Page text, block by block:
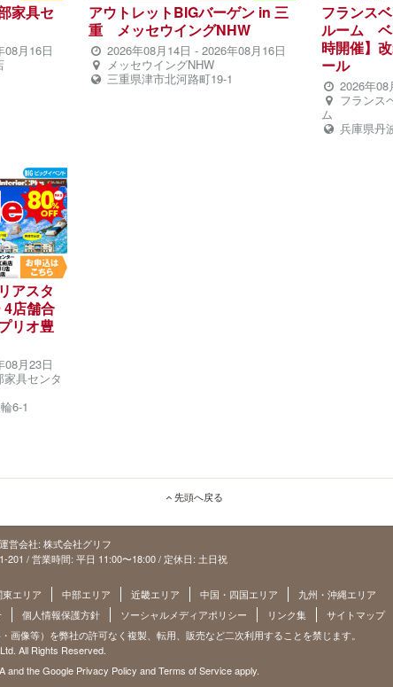
家具セ
08月16日
アウトレットBIGバーゲン in 三
重 メッセウイングNHW
2026年08月14日 - 2026年08月16日
メッセウイングNHW
三重県津市北河路町19-1
フランス
ルーム ベ
時開催】
ール
2026年08
フランス
ム
兵庫県丹
アスタ
4店舗合
リオ豊
08月23日
具センタ
6-1
先頭へ戻る
営会社: 株式会社グリフ
201 / 営業時間: 平日 11:00〜18:00 / 定休日: 土日祝
東エリア 中部エリア 近畿エリア 中国・四国エリア
九州・沖縄エリア
個人情報保護方針 ソーシャルメディアポリシー リンク集 サイトマップ
画像等）を弊社の許可なく複製、転用、販売など二次利用することを禁じます。
All Rights Reserved.
and the Google Privacy Policy andTerms of Serviceapply.